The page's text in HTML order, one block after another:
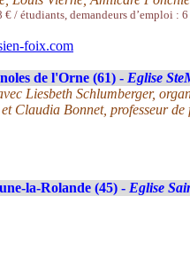
/ étudiants, demandeurs d’emploi :
foix.com
de l'Orne (61) - Eglise
Liesbeth Schlumberger,
Claudia Bonnet, professeur
la-Rolande (45) - Eglise